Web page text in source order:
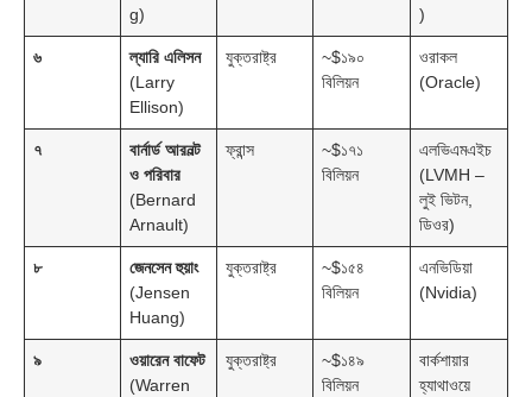
g)
)
৬
ল্যারি এলিসন
(Larry
Ellison)
যুক্তরাষ্ট্র
~$১৯০
বিলিয়ন
ওরাকল
(Oracle)
৭
বার্নার্ড আরনল্ট
ও পরিবার
(Bernard
Arnault)
ফ্রান্স
~$১৭১
বিলিয়ন
এলভিএমএইচ
(LVMH –
লুই ভিটন,
ডিওর)
৮
জেনসেন হুয়াং
(Jensen
Huang)
যুক্তরাষ্ট্র
~$১৫৪
বিলিয়ন
এনভিডিয়া
(Nvidia)
৯
ওয়ারেন বাফেট
(Warren
যুক্তরাষ্ট্র
~$১৪৯
বিলিয়ন
বার্কশায়ার
হ্যাথাওয়ে